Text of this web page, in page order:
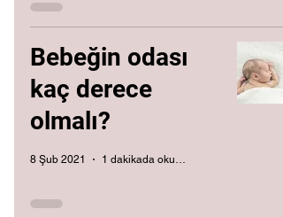
Bebeğin odası
kaç derece
olmalı?
8 Şub 2021 1 dakikada okunur